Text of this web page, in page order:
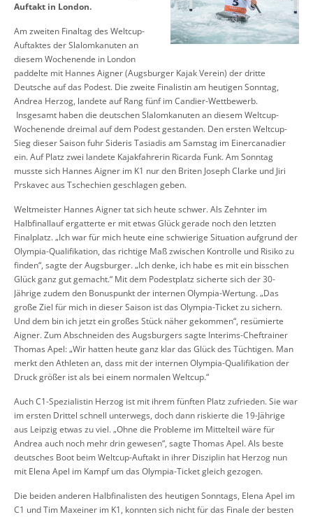
Auftakt in London.
Am zweiten Finaltag des Weltcup-
Auftaktes der Slalomkanuten an
diesem Wochenende in London
paddelte mit Hannes Aigner (Augsburger Kajak Verein) der dritte
Deutsche auf das Podest. Die zweite Finalistin am heutigen Sonntag,
Andrea Herzog, landete auf Rang fünf im Candier-Wettbewerb.
Insgesamt haben die deutschen Slalomkanuten an diesem Weltcup-
Wochenende dreimal auf dem Podest gestanden. Den ersten Weltcup-
Sieg dieser Saison fuhr Sideris Tasiadis am Samstag im Einercanadier
ein. Auf Platz zwei landete Kajakfahrerin Ricarda Funk. Am Sonntag
musste sich Hannes Aigner im K1 nur den Briten Joseph Clarke und Jiri
Prskavec aus Tschechien geschlagen geben.
Weltmeister Hannes Aigner tat sich heute schwer. Als Zehnter im
Halbfinallauf ergatterte er mit etwas Glück gerade noch den letzten
Finalplatz. „Ich war für mich heute eine schwierige Situation aufgrund der
Olympia-Qualifikation, das richtige Maß zwischen Kontrolle und Risiko zu
finden“, sagte der Augsburger. „Ich denke, ich habe es mit ein bisschen
Glück ganz gut gemacht.“ Mit dem Podestplatz sicherte sich der 30-
Jährige zudem den Bonuspunkt der internen Olympia-Wertung. „Das
große Ziel für mich in dieser Saison ist das Olympia-Ticket zu sichern.
Und dem bin ich jetzt ein großes Stück näher gekommen“, resümierte
Aigner. Zum Abschneiden des Augsburgers sagte Interims-Cheftrainer
Thomas Apel: „Wir hatten heute ganz klar das Glück des Tüchtigen. Man
merkt den Athleten an, dass mit der internen Olympia-Qualifikation der
Druck größer ist als bei einem normalen Weltcup.“
Auch C1-Spezialistin Herzog ist mit ihrem fünften Platz zufrieden. Sie war
im ersten Drittel schnell unterwegs, doch dann riskierte die 19-Jährige
aus Leipzig etwas zu viel. „Ohne die Probleme im Mittelteil wäre für
Andrea auch noch mehr drin gewesen“, sagte Thomas Apel. Als beste
deutsches Boot beim Weltcup-Auftakt in ihrer Disziplin hat Herzog nun
mit Elena Apel im Kampf um das Olympia-Ticket gleich gezogen.
Die beiden anderen Halbfinalisten des heutigen Sonntags, Elena Apel im
C1 und Tim Maxeiner im K1, konnten sich nicht für das Finale der besten